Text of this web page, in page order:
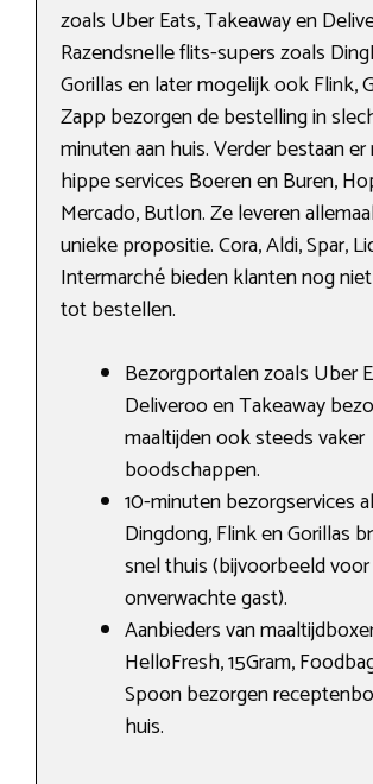
zoals Uber Eats, Takeaway en
Razendsnelle flits-supers zoals
Gorillas en later mogelijk ook Flink,
Zapp bezorgen de bestelling in
minuten aan huis. Verder bestaan
hippe services Boeren en Buren,
Mercado, Butlon. Ze leveren
unieke propositie. Cora, Aldi, Spar,
Intermarché bieden klanten nog
tot bestellen.
Bezorgportalen zoals Uber
Deliveroo en Takeaway
maaltijden ook steeds vaker
boodschappen.
10-minuten bezorgservices
Dingdong, Flink en Gorillas
snel thuis (bijvoorbeeld
onverwachte gast).
Aanbieders van
HelloFresh, 15Gram,
Spoon bezorgen
huis.